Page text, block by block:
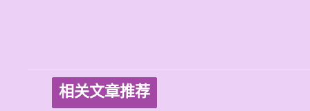
相关文章推荐